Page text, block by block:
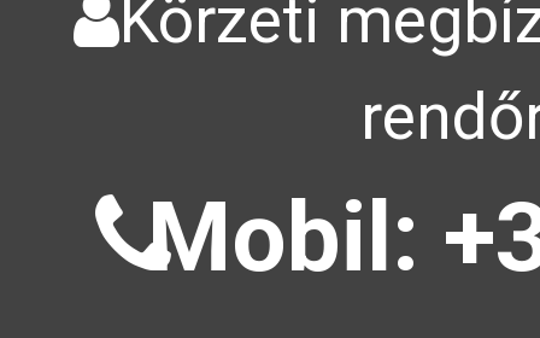
Körzeti
Mobil: